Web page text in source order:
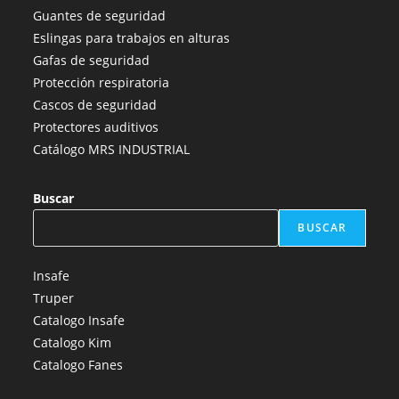
una
nueva
pestaña
una
nueva
pestaña
una
nueva
pestaña
nueva
Guantes de seguridad
Eslingas para trabajos en alturas
Gafas de seguridad
Protección respiratoria
Cascos de seguridad
Protectores auditivos
Catálogo MRS INDUSTRIAL
Buscar
BUSCAR
Insafe
Truper
Catalogo Insafe
Catalogo Kim
Catalogo Fanes